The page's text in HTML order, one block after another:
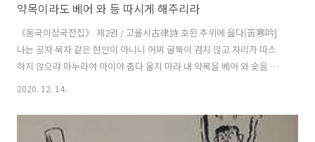
약목이라도 베어 와 등 따시게 해주리라
《동국이상국전집》 제2권 / 고율시古律詩 호된 추위에 읊다[苦寒吟]
나는 공자 묵자 같은 현인이 아니니 어찌 굴뚝이 검지 않고 자리가 따스
하지 않으랴 마누라여 아이야 춥다 울지 마라 내 약목을 베어 와 숯을 만
들어 우리 집과 온 천하를 두루 따습게 해서 추운 섣달에도 늘 땀을 흘리
하는 말이다. 공묵은 곧 공자孔子와 묵자墨子를 가리키는데, 반고班固
의 《답빈희答賓戲》에 “성철聖哲들은 세상을 구제하기에 항시 급급하
2020. 12. 14.